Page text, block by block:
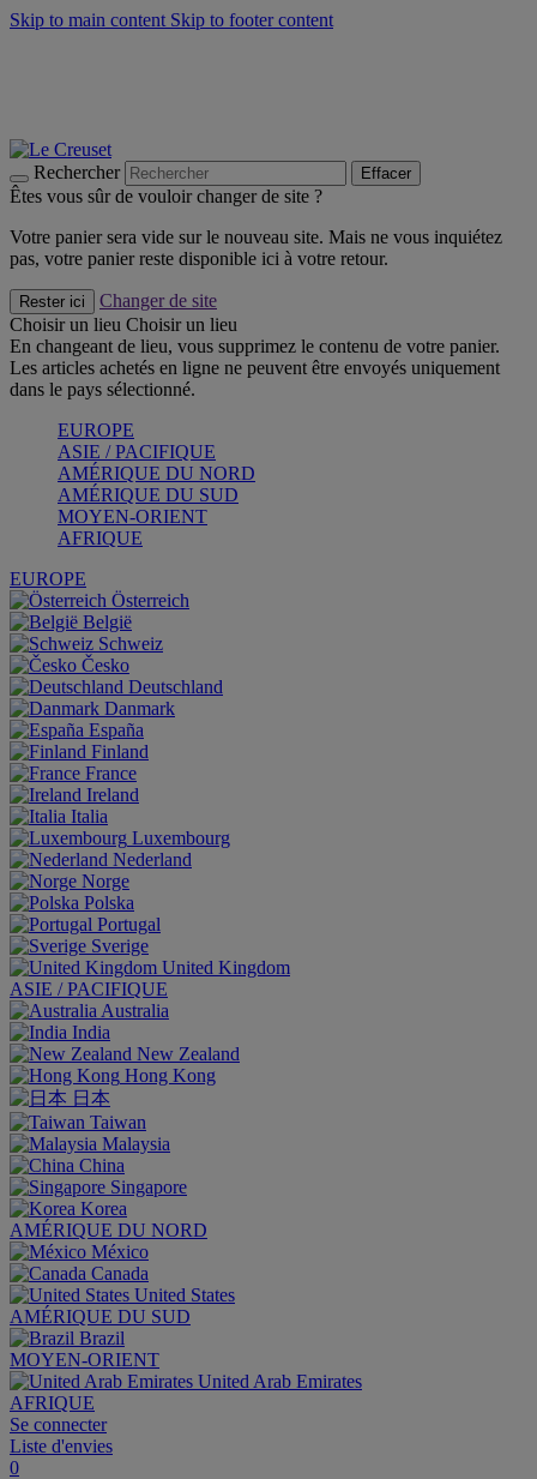
Skip to main content Skip to footer content
Rechercher Effacer
Êtes vous sûr de vouloir changer de site ?
Votre panier sera vide sur le nouveau site. Mais ne vous inquiétez
pas, votre panier reste disponible ici à votre retour.
Rester ici
Changer de site
Choisir un lieu Choisir un lieu
En changeant de lieu, vous supprimez le contenu de votre panier.
Les articles achetés en ligne ne peuvent être envoyés uniquement
dans le pays sélectionné.
EUROPE
ASIE / PACIFIQUE
AMÉRIQUE DU NORD
AMÉRIQUE DU SUD
MOYEN-ORIENT
AFRIQUE
EUROPE
Österreich
België
Schweiz
Česko
Deutschland
Danmark
España
Finland
France
Ireland
Italia
Luxembourg
Nederland
Norge
Polska
Portugal
Sverige
United Kingdom
ASIE / PACIFIQUE
Australia
India
New Zealand
Hong Kong
日本
Taiwan
Malaysia
China
Singapore
Korea
AMÉRIQUE DU NORD
México
Canada
United States
AMÉRIQUE DU SUD
Brazil
MOYEN-ORIENT
United Arab Emirates
AFRIQUE
Se connecter
Liste d'envies
0